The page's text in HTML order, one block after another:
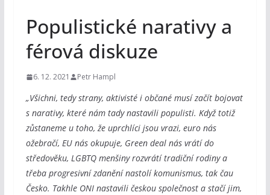
Populistické narativy a
férová diskuze
6. 12. 2021 Petr Hampl
„Všichni, tedy strany, aktivisté i občané musí začít bojovat
s narativy, které nám tady nastavili populisti. Když totiž
zůstaneme u toho, že uprchlíci jsou vrazi, euro nás
ožebračí, EU nás okupuje, Green deal nás vrátí do
středověku, LGBTQ menšiny rozvrátí tradiční rodiny a
třeba progresivní zdanění nastolí komunismus, tak čau
Česko. Takhle ONI nastavili českou společnost a stačí jim,